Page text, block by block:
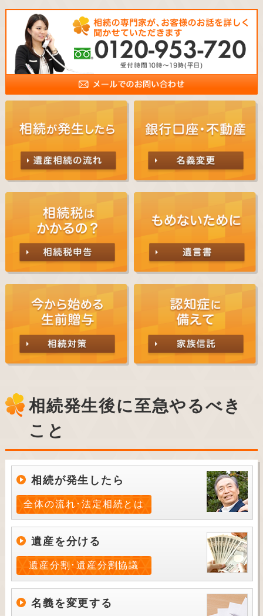
相続発生後に至急やるべき
こと
相続が発生したら
全体の流れ･法定相続とは
遺産を分ける
遺産分割･遺産分割協議
名義を変更する